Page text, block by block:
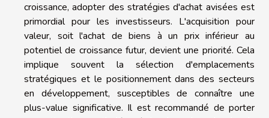
croissance, adopter des stratégies d'achat avisées est
primordial pour les investisseurs. L'acquisition pour
valeur, soit l'achat de biens à un prix inférieur au
potentiel de croissance futur, devient une priorité. Cela
implique souvent la sélection d'emplacements
stratégiques et le positionnement dans des secteurs
en développement, susceptibles de connaître une
plus-value significative. Il est recommandé de porter